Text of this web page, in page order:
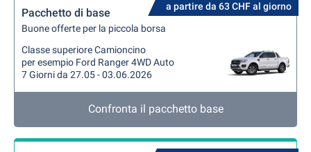
a partire da 63 CHF al giorno
Pacchetto di base
Buone offerte per la piccola borsa
Classe superiore Camioncino
per esempio Ford Ranger 4WD Auto
7 Giorni da 27.05 - 03.06.2026
Confronta il pacchetto base